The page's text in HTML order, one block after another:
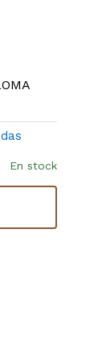
En stock